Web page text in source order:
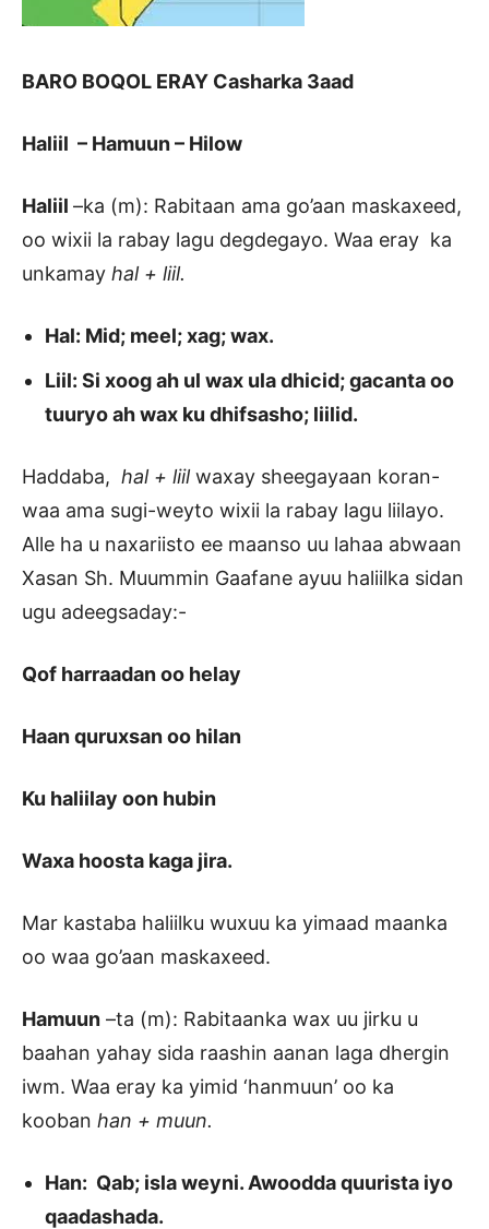
BARO BOQOL ERAY Casharka 3aad
Haliil – Hamuun– Hilow
Haliil –ka (m): Rabitaan ama go’aan maskaxeed,
oo wixii la rabay lagu degdegayo. Waa eray ka
unkamay hal + liil.
Hal: Mid; meel; xag; wax.
Liil: Si xoog ah ul wax ula dhicid; gacanta oo
tuuryo ah wax ku dhifsasho; liilid.
Haddaba, hal + liilwaxay sheegayaan koran-
waa ama sugi-weyto wixii la rabay lagu liilayo.
Alle ha u naxariisto ee maanso uu lahaa abwaan
Xasan Sh. Muummin Gaafane ayuu haliilka sidan
ugu adeegsaday:-
Qof harraadan oo helay
Haan quruxsan oo hilan
Ku haliilay oon hubin
Waxa hoosta kaga jira.
Mar kastaba haliilku wuxuu ka yimaad maanka
oo waa go’aan maskaxeed.
Hamuun –ta (m): Rabitaanka wax uu jirku u
baahan yahay sida raashin aanan laga dhergin
iwm. Waa eray ka yimid ‘hanmuun’ oo ka
kooban han + muun.
Han: Qab; isla weyni. Awoodda quurista iyo
qaadashada.